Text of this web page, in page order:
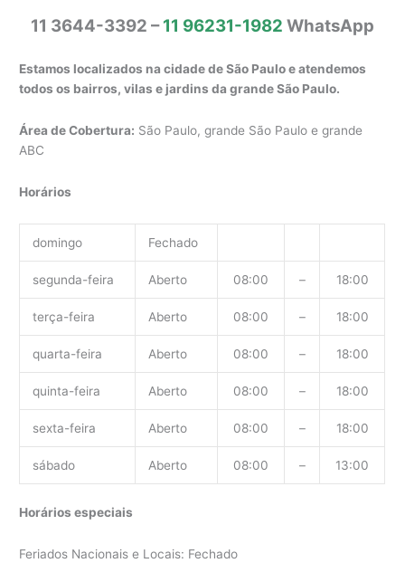
11 3644-3392 –11 96231-1982 WhatsApp
Estamos localizados na cidade de São Paulo e atendemos
todos os bairros, vilas e jardins da grande São Paulo.
Área de Cobertura: São Paulo, grande São Paulo e grande
ABC
Horários
domingo Fechado
segunda-feira Aberto 08:00 – 18:00
terça-feira Aberto 08:00 – 18:00
quarta-feira Aberto 08:00 – 18:00
quinta-feira Aberto 08:00 – 18:00
sexta-feira Aberto 08:00 – 18:00
sábado Aberto 08:00 – 13:00
Horários especiais
Feriados Nacionais e Locais: Fechado